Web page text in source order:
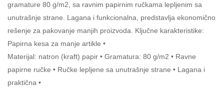
gramature 80 g/m2, sa ravnim papirnim ručkama lepljenim sa
unutrašnje strane. Lagana i funkcionalna, predstavlja ekonomično
rešenje za pakovanje manjih proizvoda. Ključne karakteristike:
Papirna kesa za manje artikle •
Materijal: natron (kraft) papir • Gramatura: 80 g/m2 • Ravne
papirne ručke • Ručke lepljene sa unutrašnje strane • Lagana i
praktična •